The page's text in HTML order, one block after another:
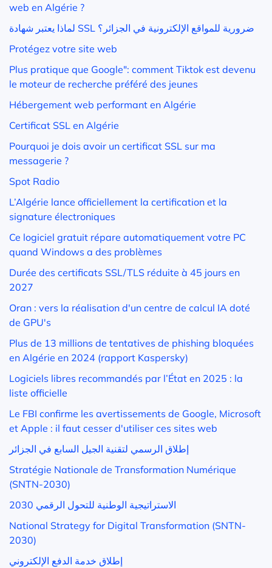
web en Algérie ?
لماذا يعتبر شهادة SSL ضرورية للمواقع الإلكترونية في الجزائر؟
Protégez votre site web
Plus pratique que Google": comment Tiktok est devenu
le moteur de recherche préféré des jeunes
Hébergement web performant en Algérie
Certificat SSL en Algérie
Pourquoi je dois avoir un certificat SSL sur ma
messagerie ?
Spot Radio
L’Algérie lance officiellement la certification et la
signature électroniques
Ce logiciel gratuit répare automatiquement votre PC
quand Windows a des problèmes
Durée des certificats SSL/TLS réduite à 45 jours en
2027
Oran : vers la réalisation d'un centre de calcul IA doté
de GPU's
Plus de 13 millions de tentatives de phishing bloquées
en Algérie en 2024 (rapport Kaspersky)
Logiciels libres recommandés par l’État en 2025 : la
liste officielle
Le FBI confirme les avertissements de Google, Microsoft
et Apple : il faut cesser d'utiliser ces sites web
إطلاق الرسمي لتقنية الجيل السابع في الجزائر
Stratégie Nationale de Transformation Numérique
(SNTN-2030)
الاستراتيجية الوطنية للتحول الرقمي 2030
National Strategy for Digital Transformation (SNTN-
2030)
إطلاق خدمة الدفع الإلكتروني